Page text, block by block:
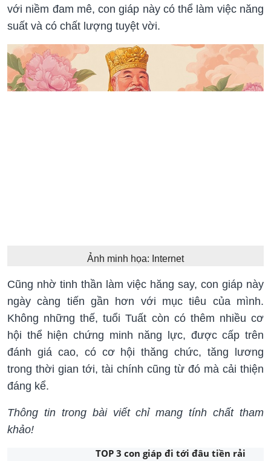
với niềm đam mê, con giáp này có thể làm việc năng
suất và có chất lượng tuyệt vời.
Ảnh minh họa: Internet
Cũng nhờ tinh thần làm việc hăng say, con giáp này
ngày càng tiến gần hơn với mục tiêu của mình.
Không những thế, tuổi Tuất còn có thêm nhiều cơ
hội thể hiện chứng minh năng lực, được cấp trên
đánh giá cao, có cơ hội thăng chức, tăng lương
trong thời gian tới, tài chính cũng từ đó mà cải thiện
đáng kể.
Thông tin trong bài viết chỉ mang tính chất tham
khảo!
TOP 3 con giáp đi tới đâu tiền rải